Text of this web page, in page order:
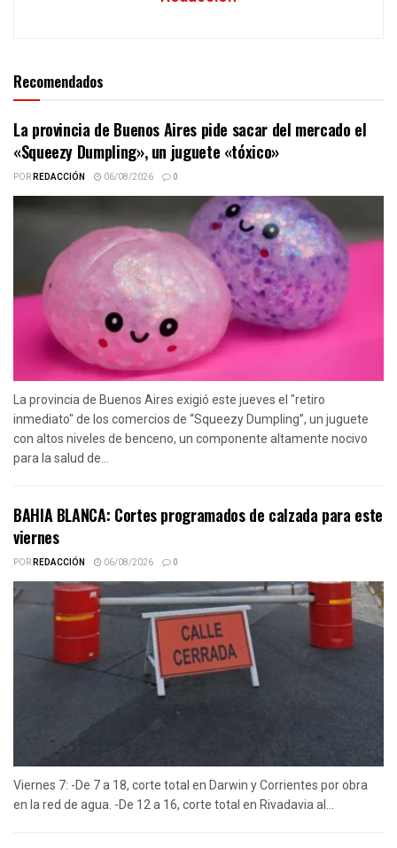
Recomendados
La provincia de Buenos Aires pide sacar del mercado el
«Squeezy Dumpling», un juguete «tóxico»
PORREDACCIÓN 06/08/2026 0
La provincia de Buenos Aires exigió este jueves el "retiro
inmediato" de los comercios de “Squeezy Dumpling”, un juguete
con altos niveles de benceno, un componente altamente nocivo
para la salud de...
BAHIA BLANCA: Cortes programados de calzada para este
viernes
PORREDACCIÓN 06/08/2026 0
Viernes 7: -De 7 a 18, corte total en Darwin y Corrientes por obra
en la red de agua. -De 12 a 16, corte total en Rivadavia al...